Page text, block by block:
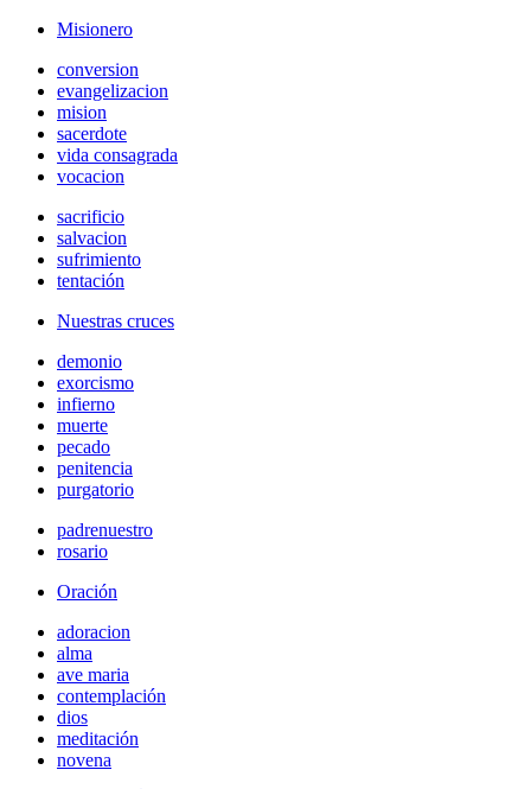
Misionero
conversion
evangelizacion
mision
sacerdote
vida consagrada
vocacion
sacrificio
salvacion
sufrimiento
tentación
Nuestras cruces
demonio
exorcismo
infierno
muerte
pecado
penitencia
purgatorio
padrenuestro
rosario
Oración
adoracion
alma
ave maria
contemplación
dios
meditación
novena